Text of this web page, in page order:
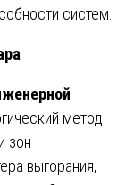
систем.
метод
зон
выгорания,